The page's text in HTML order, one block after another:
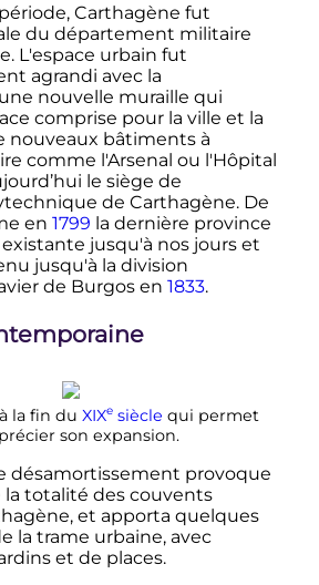
Carthagène fut
du département militaire
L'espace urbain fut
agrandi avec la
nouvelle muraille qui
comprise pour la ville et la
nouveaux bâtiments à
comme l'Arsenal ou l'Hôpital
le siège de
de Carthagène. De
en 1799 la dernière province
jusqu'à nos jours et
jusqu'à la division
de Burgos en 1833.
la fin du XIXe siècle qui permet
son expansion.
désamortissement provoque
totalité des couvents
et apporta quelques
la trame urbaine, avec
et de places.